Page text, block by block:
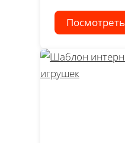
Посмотреть